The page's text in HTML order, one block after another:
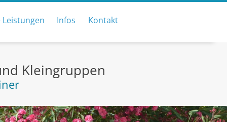
Infos Kontakt
Kleingruppen